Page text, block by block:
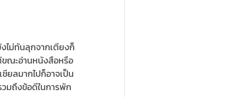
ไม่ทันลุกจากเตียงก็
ขณะอ่านหนังสือหรือ
ยลมากไปก็อาจเป็น
มถึงข้อดีในการพัก